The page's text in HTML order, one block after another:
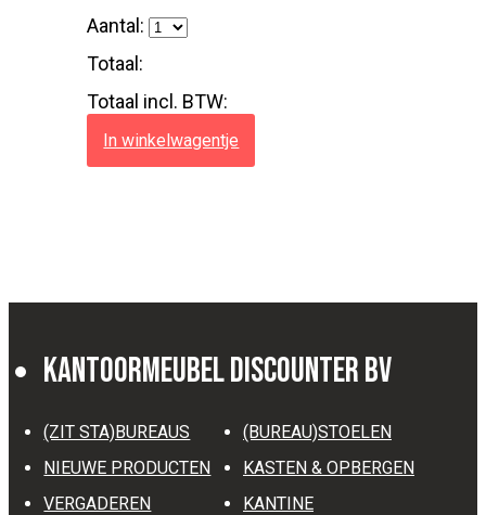
Aantal:
Totaal:
Totaal incl. BTW:
In winkelwagentje
Kantoormeubel Discounter BV
(ZIT STA)BUREAUS
(BUREAU)STOELEN
NIEUWE PRODUCTEN
KASTEN & OPBERGEN
VERGADEREN
KANTINE